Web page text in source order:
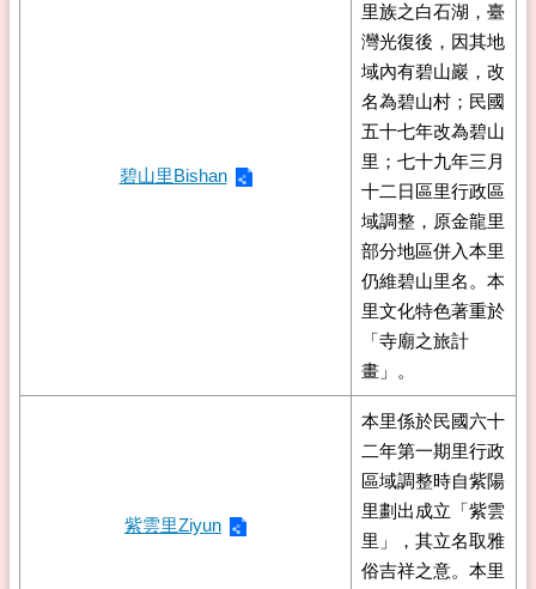
碧山里Bishan
里族之白石湖，臺
灣光復後，因其地
域內有碧山巖，改
名為碧山村；民國
五十七年改為碧山
里；七十九年三月
十二日區里行政區
域調整，原金龍里
部分地區併入本里
仍維碧山里名。本
里文化特色著重於
「寺廟之旅計
畫」。
紫雲里Ziyun
本里係於民國六十
二年第一期里行政
區域調整時自紫陽
里劃出成立「紫雲
里」，其立名取雅
俗吉祥之意。本里